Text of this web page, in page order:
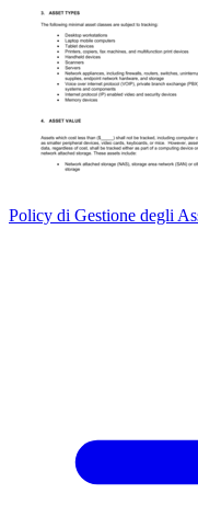
Policy di Gestione degli